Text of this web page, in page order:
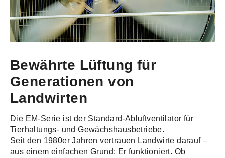
Bewährte Lüftung für
Generationen von
Landwirten
Die EM-Serie ist der Standard-Abluftventilator für
Tierhaltungs- und Gewächshausbetriebe.
Seit den 1980er Jahren vertrauen Landwirte darauf –
aus einem einfachen Grund: Er funktioniert. Ob